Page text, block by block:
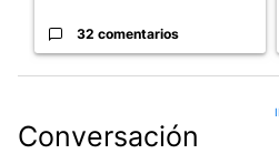
32 comentarios
Conversación